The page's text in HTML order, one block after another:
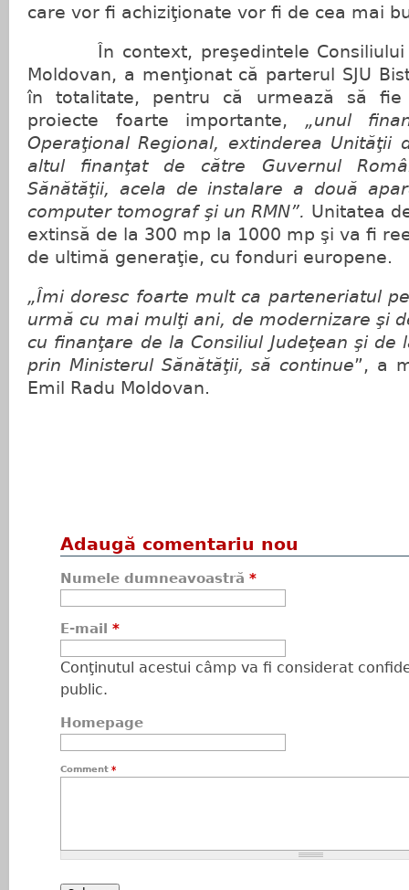
care vor fi achiziţionate vor fi de cea mai
În context, preşedintele Consiliului
Moldovan, a menţionat că parterul SJU
în totalitate, pentru că urmează să fie
proiecte foarte importante, „unul
Operaţional Regional, extinderea Unităţii
altul finanţat de către Guvernul
Sănătăţii, acela de instalare a două
computer tomograf şi un RMN”. Unitatea
extinsă de la 300 mp la 1000 mp şi va fi
de ultimă generaţie, cu fonduri europene.
„Îmi doresc foarte mult ca parteneriatul
urmă cu mai mulţi ani, de modernizare şi
cu finanţare de la Consiliul Judeţean şi de
prin Ministerul Sănătăţii, să continue”, a
Emil Radu Moldovan.
Adaugă comentariu nou
Numele dumneavoastră *
E-mail *
Conţinutul acestui câmp va fi considerat
public.
Homepage
Comment *